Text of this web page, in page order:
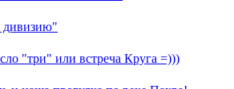
дивизию"
"три" или встреча Круга =)))